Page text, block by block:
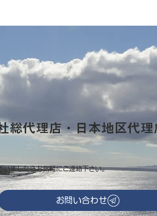
総代理店・日本地区代
いましたらお気軽にご連絡下さい。
お問い合わせ